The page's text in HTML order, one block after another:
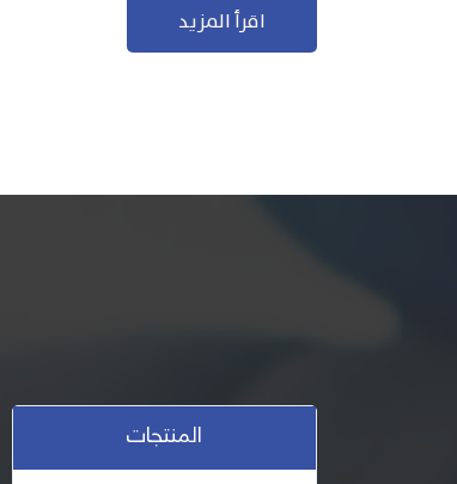
اقرأ المزيد
المنتجات